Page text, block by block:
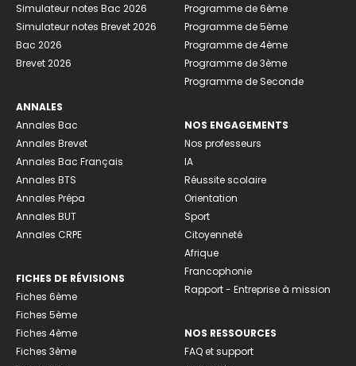
Simulateur notes Bac 2026
Simulateur notes Brevet 2026
Bac 2026
Brevet 2026
ANNALES
Annales Bac
Annales Brevet
Annales Bac Français
Annales BTS
Annales Prépa
Annales BUT
Annales CRPE
FICHES DE RÉVISIONS
Fiches 6ème
Fiches 5ème
Fiches 4ème
Fiches 3ème
Programme de 6ème
Programme de 5ème
Programme de 4ème
Programme de 3ème
Programme de Seconde
NOS ENGAGEMENTS
Nos professeurs
IA
Réussite scolaire
Orientation
Sport
Citoyenneté
Afrique
Francophonie
Rapport - Entreprise à mission
NOS RESSOURCES
FAQ et support